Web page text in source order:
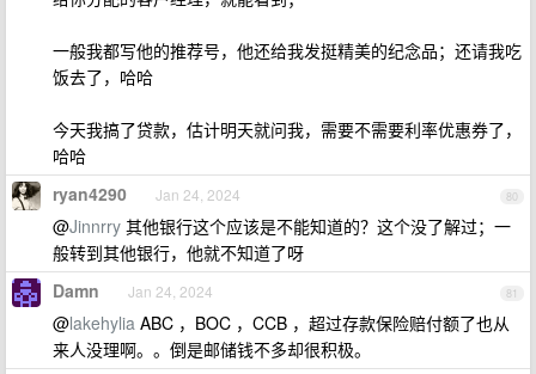
一般我都写他的推荐号，他还给我发挺精美的纪念品；还请我吃
饭去了，哈哈
今天我搞了贷款，估计明天就问我，需要不需要利率优惠券了，
哈哈
80
ryan4290 Jan 24, 2024
@Jinnrry 其他银行这个应该是不能知道的？这个没了解过；一
般转到其他银行，他就不知道了呀
81
Damn Jan 24, 2024
@lakehylia ABC ，BOC ，CCB ，超过存款保险赔付额了也从
来人没理啊。。倒是邮储钱不多却很积极。